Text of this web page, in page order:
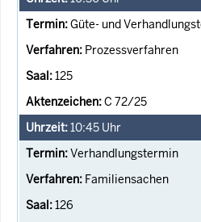
Güte- und
Prozessverfahren
125
C 72/25
10:45 Uhr
Verhandlungstermin
Familiensachen
126